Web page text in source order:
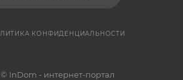
КОНФИДЕНЦИАЛЬНОСТИ
© InDom - интернет-портал